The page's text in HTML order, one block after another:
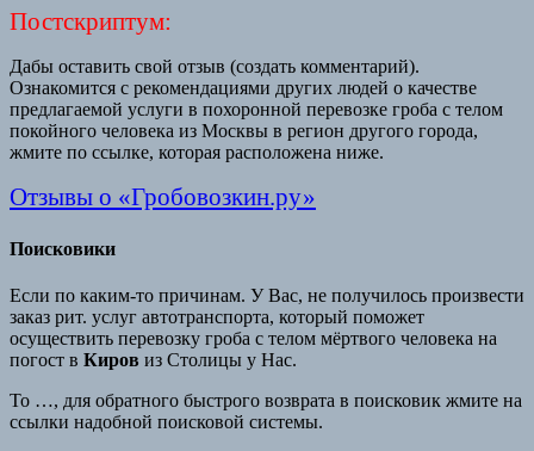
Постскриптум:
Дабы оставить свой отзыв (создать комментарий).
Ознакомится с рекомендациями других людей о качестве
предлагаемой услуги в похоронной перевозке гроба с телом
покойного человека из Москвы в регион другого города,
жмите по ссылке, которая расположена ниже.
Отзывы о «Гробовозкин.ру»
Поисковики
Если по каким-то причинам. У Вас, не получилось произвести
заказ рит. услуг автотранспорта, который поможет
осуществить перевозку гроба с телом мёртвого человека на
погост в Киров из Столицы у Нас.
То …, для обратного быстрого возврата в поисковик жмите на
ссылки надобной поисковой системы.